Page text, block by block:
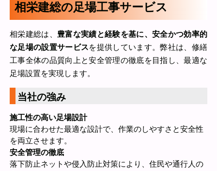
相栄建総の足場工事サービス
相栄建総は、 豊富な実績と経験を基に、安全かつ効率的
な足場の設置サービスを提供しています。弊社は、修繕
工事全体の品質向上と安全管理の徹底を目指し、最適な
足場設置を実現します。
当社の強み
施工性の高い足場設計
現場に合わせた最適な設計で、作業のしやすさと安全性
を両立させます。
安全管理の徹底
落下防止ネットや侵入防止対策により、住民や通行人の